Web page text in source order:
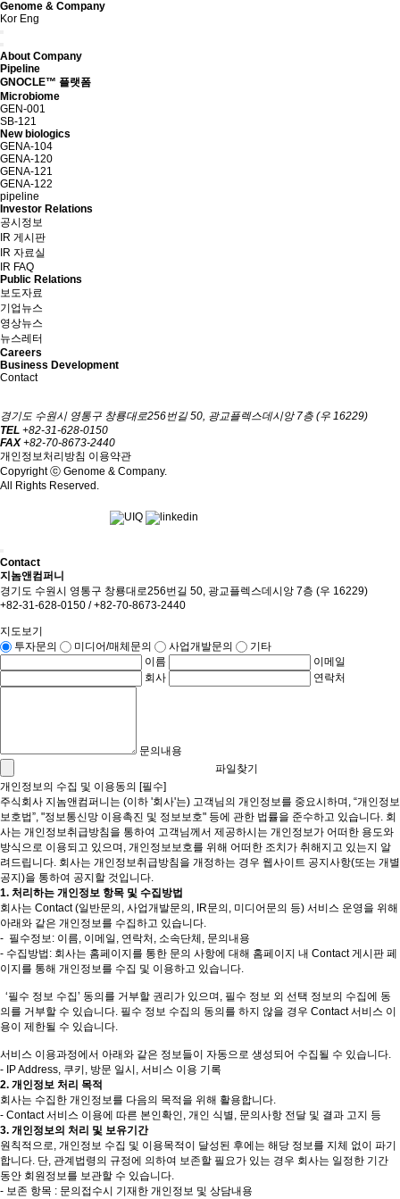
Genome & Company
Kor Eng
About Company
Pipeline
GNOCLE™ 플랫폼
Microbiome
GEN-001
SB-121
New biologics
GENA-104
GENA-120
GENA-121
GENA-122
pipeline
Investor Relations
공시정보
IR 게시판
IR 자료실
IR FAQ
Public Relations
보도자료
기업뉴스
영상뉴스
뉴스레터
Careers
Business Development
Contact
경기도 수원시 영통구 창룡대로256번길 50, 광교플렉스데시앙 7층 (우 16229)
TEL +82-31-628-0150
FAX+82-70-8673-2440
개인정보처리방침 이용약관
Copyright ⓒ Genome & Company.
All Rights Reserved.
Contact
지놈앤컴퍼니
경기도 수원시 영통구 창룡대로256번길 50, 광교플렉스데시앙 7층 (우 16229)
+82-31-628-0150 / +82-70-8673-2440
지도보기
투자문의
미디어/매체문의 사업개발문의
기타
이름
이메일
회사
연락처
문의내용
파일찾기
개인정보의 수집 및 이용동의 [필수]
주식회사 지놈앤컴퍼니는 (이하 '회사'는) 고객님의 개인정보를 중요시하며, “개인정보
보호법”, "정보통신망 이용촉진 및 정보보호" 등에 관한 법률을 준수하고 있습니다. 회
사는 개인정보취급방침을 통하여 고객님께서 제공하시는 개인정보가 어떠한 용도와
방식으로 이용되고 있으며, 개인정보보호를 위해 어떠한 조치가 취해지고 있는지 알
려드립니다. 회사는 개인정보취급방침을 개정하는 경우 웹사이트 공지사항(또는 개별
공지)을 통하여 공지할 것입니다.
1. 처리하는 개인정보 항목 및 수집방법
회사는 Contact (일반문의, 사업개발문의, IR문의, 미디어문의 등) 서비스 운영을 위해
아래와 같은 개인정보를 수집하고 있습니다.
- 필수정보: 이름, 이메일, 연락처, 소속단체, 문의내용
- 수집방법: 회사는 홈페이지를 통한 문의 사항에 대해 홈페이지 내 Contact 게시판 페
이지를 통해 개인정보를 수집 및 이용하고 있습니다.
‘필수 정보 수집’ 동의를 거부할 권리가 있으며, 필수 정보 외 선택 정보의 수집에 동
의를 거부할 수 있습니다. 필수 정보 수집의 동의를 하지 않을 경우 Contact 서비스 이
용이 제한될 수 있습니다.
서비스 이용과정에서 아래와 같은 정보들이 자동으로 생성되어 수집될 수 있습니다.
- IP Address, 쿠키, 방문 일시, 서비스 이용 기록
2. 개인정보 처리 목적
회사는 수집한 개인정보를 다음의 목적을 위해 활용합니다.
- Contact 서비스 이용에 따른 본인확인, 개인 식별, 문의사항 전달 및 결과 고지 등
3. 개인정보의 처리 및 보유기간
원칙적으로, 개인정보 수집 및 이용목적이 달성된 후에는 해당 정보를 지체 없이 파기
합니다. 단, 관계법령의 규정에 의하여 보존할 필요가 있는 경우 회사는 일정한 기간
동안 회원정보를 보관할 수 있습니다.
- 보존 항목 : 문의접수시 기재한 개인정보 및 상담내용